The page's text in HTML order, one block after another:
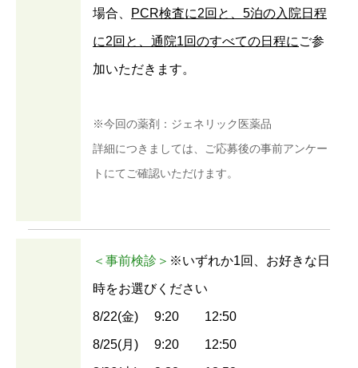
場合、 PCR検査に2回と、5泊の入院日程
に2回と、通院1回のすべての日程に ご参
加いただきます。
※今回の薬剤：ジェネリック医薬品
詳細につきましては、ご応募後の事前アンケー
トにてご確認いただけます。
＜事前検診＞ ※いずれか1回、お好きな日
時をお選びください
8/22(⾦) 9:20 12:50
8/25(⽉) 9:20 12:50